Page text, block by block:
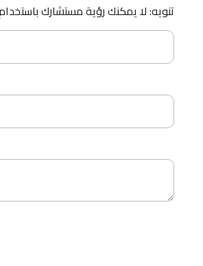
تنويه: لا يمكنك رؤية مستشارك